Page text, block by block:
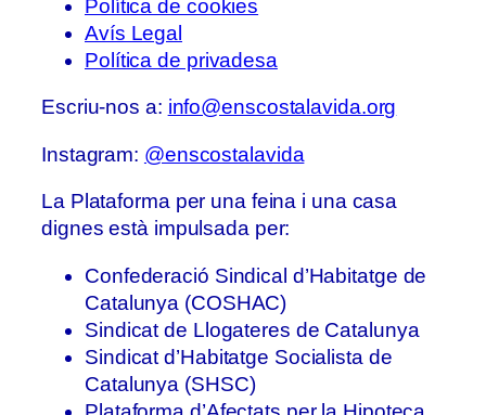
Política de cookies
Avís Legal
Política de privadesa
Escriu-nos a: info@enscostalavida.org
Instagram: @enscostalavida
La Plataforma per una feina i una casa
dignes està impulsada per:
Confederació Sindical d’Habitatge de
Catalunya (COSHAC)
Sindicat de Llogateres de Catalunya
Sindicat d’Habitatge Socialista de
Catalunya (SHSC)